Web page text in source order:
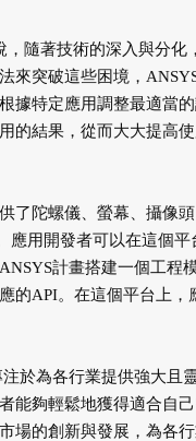
隨著技術的深入與分
來突破這些困境，
據特定應用調整最適當
的結果，從而大大提高
了陀螺儀、螢幕、攝像
應用開發者可以在這個
計畫搭建一個工
的API。在這個平台上
於為各行業提供強大且
能夠輕鬆地獲得適合自
場的創新與發展，為各